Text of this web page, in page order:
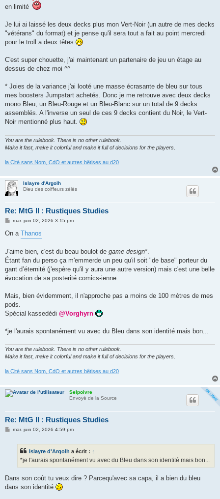
en limité
Je lui ai laissé les deux decks plus mon Vert-Noir (un autre de mes decks
"vétérans" du format) et je pense qu'il sera tout a fait au point mercredi
pour le troll a deux têtes
C'est super chouette, j'ai maintenant un partenaire de jeu un étage au
dessus de chez moi ^^
* Joies de la variance j'ai looté une masse écrasante de bleu sur tous
mes boosters Jumpstart achetés. Donc je me retrouve avec deux decks
mono Bleu, un Bleu-Rouge et un Bleu-Blanc sur un total de 9 decks
assemblés. A l'inverse un seul de ces 9 decks contient du Noir, le Vert-
Noir mentionné plus haut.
You are the rulebook. There is no other rulebook.
Make it fast, make it colorful and make it full of decisions for the players
la Cité sans Nom, CdO et autres bêtises au d20
Islayre d'Argolh
Dieu des coiffeurs zélés
Re: MtG II : Rustiques Studies
M
s
g
e
mar. juin 02, 2026 3:15 pm
On a Thanos
J'aime bien, c'est du beau boulot de game design*.
Étant fan du perso ça m'emmerde un peu qu'il soit "de base" porteur du
gant d’éternité (j'espère qu'il y aura une autre version) mais c'est une belle
évocation de sa posterité comics-ienne.
Mais, bien évidemment, il n'approche pas a moins de 100 mètres de mes
pods.
Spécial kassedédi @Vorghyrn
*je l'aurais spontanément vu avec du Bleu dans son identité mais bon...
You are the rulebook. There is no other rulebook.
Make it fast, make it colorful and make it full of decisions for the players
la Cité sans Nom, CdO et autres bêtises au d20
Selpoivre
Envoyé de la Source
Re: MtG II : Rustiques Studies
Mmar. juin 02, 2026 4:59 pm
Islayre d'Argolh a écrit : ↑
*je l'aurais spontanément vu avec du Bleu dans son identité mais bon...
Dans son coût tu veux dire ? Parcequ'avec sa capa, il a bien du bleu
dans son identité